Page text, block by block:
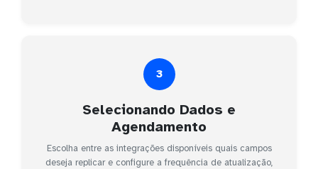
3
Selecionando Dados e
Agendamento
Escolha entre as integrações disponíveis quais campos
deseja replicar e configure a frequência de atualização,